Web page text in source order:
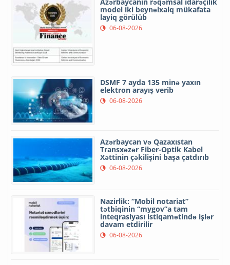
model iki beynəlxalq mükafata
layiq görülüb
06-08-2026
DSMF 7 ayda 135 minə yaxın
elektron arayış verib
06-08-2026
Azərbaycan və Qazaxıstan
Transxəzər Fiber-Optik Kabel
Xəttinin çəkilişini başa çatdırıb
06-08-2026
Nazirlik: “Mobil notariat”
tətbiqinin “mygov”a tam
inteqrasiyası istiqamətində işlər
davam etdirilir
06-08-2026